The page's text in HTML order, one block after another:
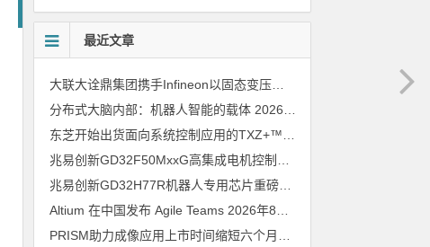
最近文章
大联大诠鼎集团携手Infineon以固态变压器重构配电效率新标杆
分布式大脑内部：机器人智能的载体 2026年8月6日
兆易创新GD32H77R机器人专用芯片重磅亮相，精准赋能伺服驱动与关节控制
Altium 在中国发布 Agile Teams 2026年8月6日